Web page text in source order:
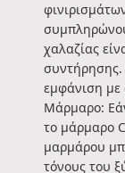
χαλαζίας
συντήρησης.
εμφάνιση με
Μάρμαρο:
το μάρμαρο
μαρμάρου
τόνους του